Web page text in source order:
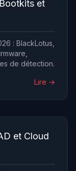
ils
et
les
a explosé :
XBOW a créé
agents
Il
non
et 45 000 €
reste une
et
: BlackLotus,
de détection.
Lire →
et Cloud